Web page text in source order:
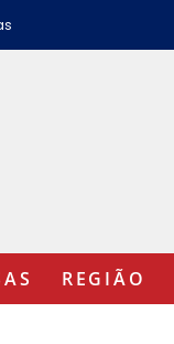
REGIÃO